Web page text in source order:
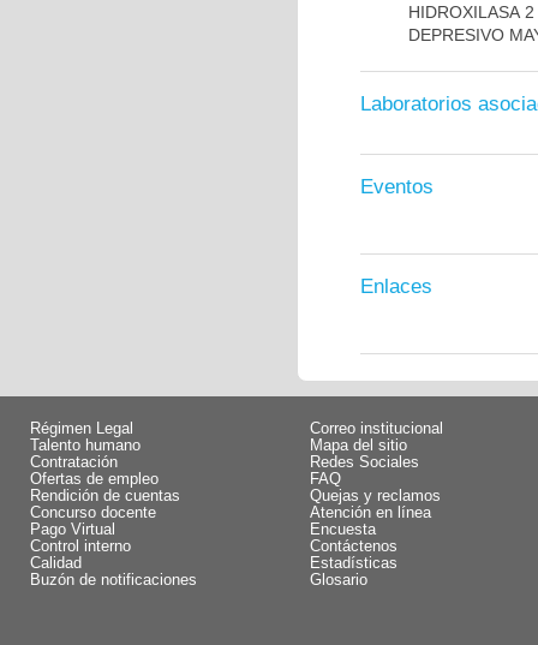
HIDROXILASA
DEPRESIVO
Laboratorios
Eventos
Enlaces
Régimen Legal
Talento humano
Contratación
Ofertas de empleo
Rendición de cuentas
Concurso docente
Pago Virtual
Control interno
Calidad
Buzón de notificaciones
Correo institucional
Mapa del sitio
Redes Sociales
FAQ
Quejas y reclamos
Atención en línea
Encuesta
Contáctenos
Estadísticas
Glosario